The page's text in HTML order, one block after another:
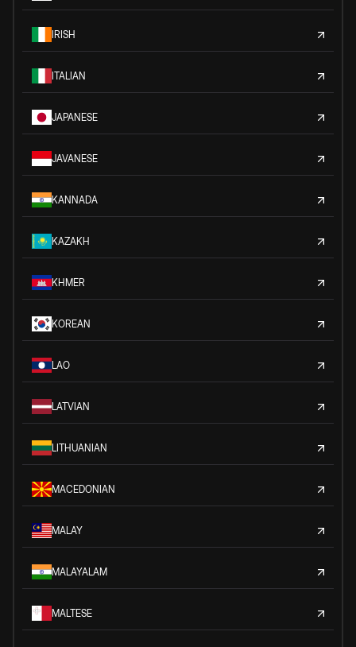
IRISH
ITALIAN
JAPANESE
JAVANESE
KANNADA
KAZAKH
KHMER
KOREAN
LAO
LATVIAN
LITHUANIAN
MACEDONIAN
MALAY
MALAYALAM
MALTESE